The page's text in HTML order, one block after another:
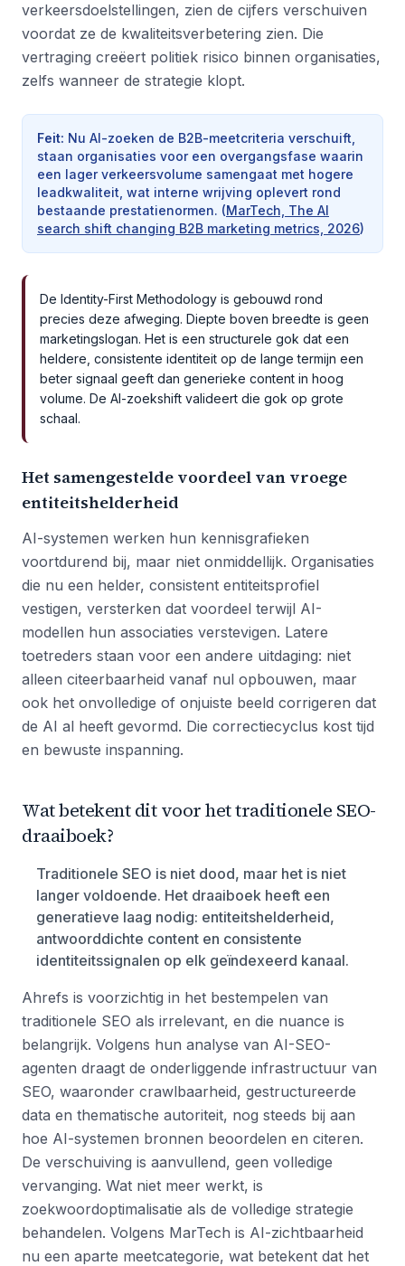
verkeersdoelstellingen, zien de cijfers verschuiven
voordat ze de kwaliteitsverbetering zien. Die
vertraging creëert politiek risico binnen organisaties,
zelfs wanneer de strategie klopt.
Feit: Nu AI-zoeken de B2B-meetcriteria verschuift,
staan organisaties voor een overgangsfase waarin
een lager verkeersvolume samengaat met hogere
leadkwaliteit, wat interne wrijving oplevert rond
bestaande prestatienormen. (MarTech, The AI
search shift changing B2B marketing metrics, 2026)
De Identity-First Methodology is gebouwd rond
precies deze afweging. Diepte boven breedte is geen
marketingslogan. Het is een structurele gok dat een
heldere, consistente identiteit op de lange termijn een
beter signaal geeft dan generieke content in hoog
volume. De AI-zoekshift valideert die gok op grote
schaal.
Het samengestelde voordeel van vroege
entiteitshelderheid
AI-systemen werken hun kennisgrafieken
voortdurend bij, maar niet onmiddellijk. Organisaties
die nu een helder, consistent entiteitsprofiel
vestigen, versterken dat voordeel terwijl AI-
modellen hun associaties verstevigen. Latere
toetreders staan voor een andere uitdaging: niet
alleen citeerbaarheid vanaf nul opbouwen, maar
ook het onvolledige of onjuiste beeld corrigeren dat
de AI al heeft gevormd. Die correctiecyclus kost tijd
en bewuste inspanning.
Wat betekent dit voor het traditionele SEO-
draaiboek?
Traditionele SEO is niet dood, maar het is niet
langer voldoende. Het draaiboek heeft een
generatieve laag nodig: entiteitshelderheid,
antwoorddichte content en consistente
identiteitssignalen op elk geïndexeerd kanaal.
Ahrefs is voorzichtig in het bestempelen van
traditionele SEO als irrelevant, en die nuance is
belangrijk. Volgens hun analyse van AI-SEO-
agenten draagt de onderliggende infrastructuur van
SEO, waaronder crawlbaarheid, gestructureerde
data en thematische autoriteit, nog steeds bij aan
hoe AI-systemen bronnen beoordelen en citeren.
De verschuiving is aanvullend, geen volledige
vervanging. Wat niet meer werkt, is
zoekwoordoptimalisatie als de volledige strategie
behandelen. Volgens MarTech is AI-zichtbaarheid
nu een aparte meetcategorie, wat betekent dat het